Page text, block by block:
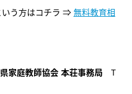
いう方はコチラ ⇒ 無料教育相
家庭教師協会 本荘事務局 T